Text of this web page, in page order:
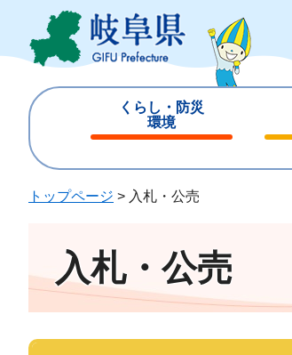
ジ
ュ
くらし・防災
環境
じ
じ
トップページ > 入札・公売
入札・公売